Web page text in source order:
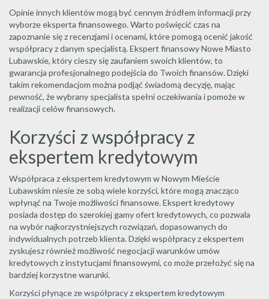
Opinie innych klientów mogą być cennym źródłem informacji przy
wyborze eksperta finansowego. Warto poświęcić czas na
zapoznanie się z recenzjami i ocenami, które pomogą ocenić jakość
współpracy z danym specjalistą. Ekspert finansowy Nowe Miasto
Lubawskie, który cieszy się zaufaniem swoich klientów, to
gwarancja profesjonalnego podejścia do Twoich finansów. Dzięki
takim rekomendacjom można podjąć świadomą decyzję, mając
pewność, że wybrany specjalista spełni oczekiwania i pomoże w
realizacji celów finansowych.
Korzyści z współpracy z
ekspertem kredytowym
Współpraca z ekspertem kredytowym w Nowym Mieście
Lubawskim niesie ze sobą wiele korzyści, które mogą znacząco
wpłynąć na Twoje możliwości finansowe. Ekspert kredytowy
posiada dostęp do szerokiej gamy ofert kredytowych, co pozwala
na wybór najkorzystniejszych rozwiązań, dopasowanych do
indywidualnych potrzeb klienta. Dzięki współpracy z ekspertem
zyskujesz również możliwość negocjacji warunków umów
kredytowych z instytucjami finansowymi, co może przełożyć się na
bardziej korzystne warunki.
Korzyści płynące ze współpracy z ekspertem kredytowym